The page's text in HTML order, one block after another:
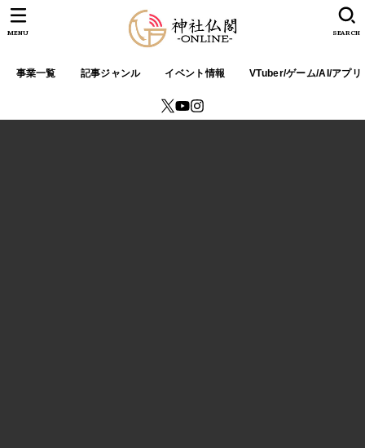
事業一覧 記事ジャンル イベント情報 VTuber/ゲーム/AI/アプリ
SEARCH
MENU